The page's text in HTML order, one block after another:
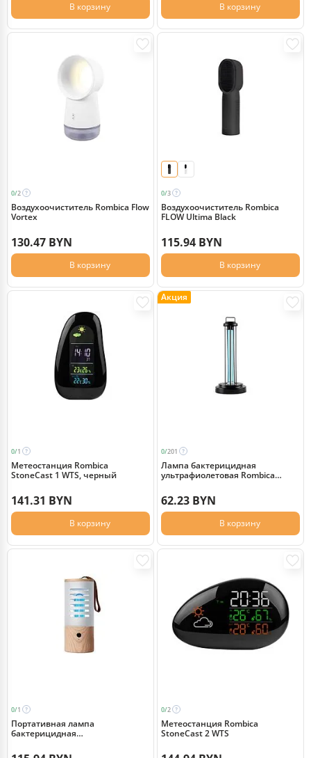
В корзину В корзину
0/2
Воздухоочиститель Rombica Flow
Vortex
130.47 BYN
В корзину
0/3
Воздухоочиститель Rombica
FLOW Ultima Black
115.94 BYN
В корзину
0/1
Метеостанция Rombica
StoneCast 1 WTS, черный
141.31 BYN
В корзину
Акция
0/201
Лампа бактерицидная
ультрафиолетовая Rombica
62.23 BYN
В корзину
0/1
Портативная лампа
бактерицидная
Sterilizer A2, белый/коричневый
0/2
Метеостанция Rombica
StoneCast 2 WTS